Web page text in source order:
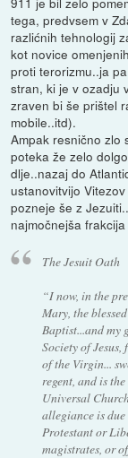
tega, predvsem v
razlićnih tehnologij
kot novice
proti terorizmu..ja
stran, ki je v ozadju
zraven bi še prištel
mobile..itd).
Ampak resnično zlo
poteka že zelo
dlje..nazaj do
ustanovitvijo
pozneje še z
najmočnejša frakcija
The Jesuit Oath
“I now, in the
Mary, the
Baptist...and my
Society of
of the Virgin...
regent, and is
Universal
allegiance is
Protestant or
magistrates, or